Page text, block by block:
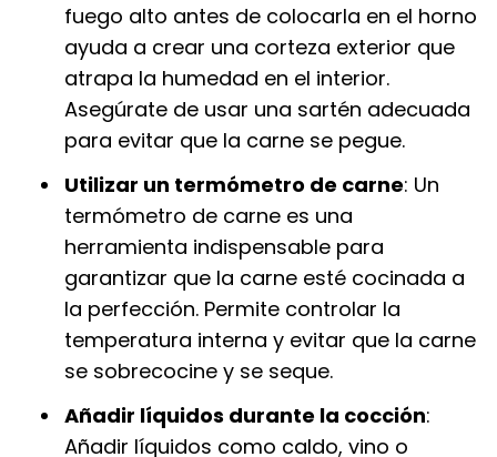
fuego alto antes de colocarla en el horno
ayuda a crear una corteza exterior que
atrapa la humedad en el interior.
Asegúrate de usar una sartén adecuada
para evitar que la carne se pegue.
Utilizar un termómetro de carne: Un
termómetro de carne es una
herramienta indispensable para
garantizar que la carne esté cocinada a
la perfección. Permite controlar la
temperatura interna y evitar que la carne
se sobrecocine y se seque.
Añadir líquidos durante la cocción:
Añadir líquidos como caldo, vino o